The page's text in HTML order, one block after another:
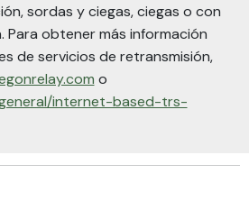
sordas y ciegas, ciegas o con
Para obtener más información
de servicios de retransmisión,
o
internet-based-trs-